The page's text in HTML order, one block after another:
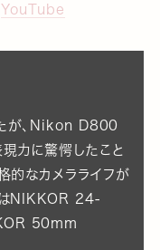
YouTube
が、Nikon D800
力に驚愕したこと
的なカメラライフが
はNIKKOR 24-
50mm